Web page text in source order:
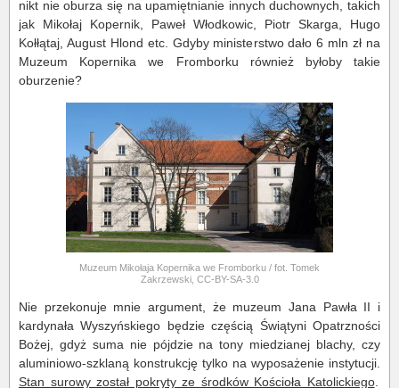
nikt nie oburza się na upamiętnianie innych duchownych, takich
jak Mikołaj Kopernik, Paweł Włodkowic, Piotr Skarga, Hugo
Kołłątaj, August Hlond etc. Gdyby ministerstwo dało 6 mln zł na
Muzeum Kopernika we Fromborku również byłoby takie
oburzenie?
Muzeum Mikołaja Kopernika we Fromborku / fot. Tomek
Zakrzewski, CC-BY-SA-3.0
Nie przekonuje mnie argument, że muzeum Jana Pawła II i
kardynała Wyszyńskiego będzie częścią Świątyni Opatrzności
Bożej, gdyż suma nie pójdzie na tony miedzianej blachy, czy
aluminiowo-szklaną konstrukcję tylko na wyposażenie instytucji.
Stan surowy został pokryty ze środków Kościoła Katolickiego.